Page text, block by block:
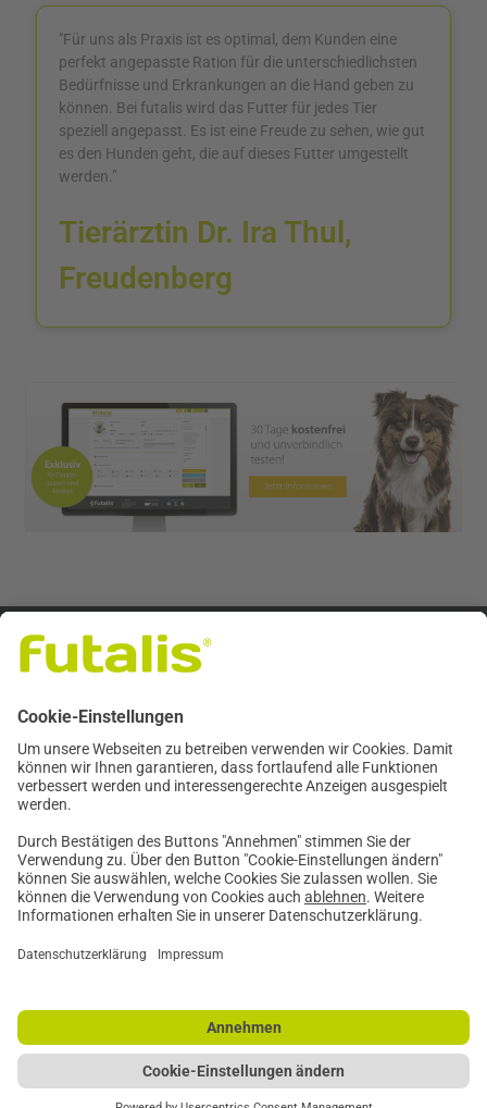
"Für uns als Praxis ist es optimal, dem Kunden eine
perfekt angepasste Ration für die unterschiedlichsten
Bedürfnisse und Erkrankungen an die Hand geben zu
können. Bei futalis wird das Futter für jedes Tier
speziell angepasst. Es ist eine Freude zu sehen, wie gut
es den Hunden geht, die auf dieses Futter umgestellt
werden."
Tierärztin Dr. Ira Thul,
Freudenberg
Tel.: +49 341 39298796
Fax: +49 341 39294722
praxis@futalis.de
Copyright © 2026futalis. Alle Rechte vorbehalten.
Amplevon ThemeGrill. Präsentiert von
Impressum